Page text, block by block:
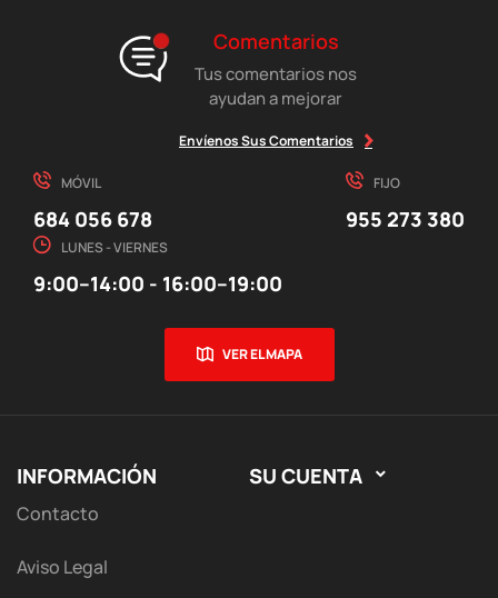
Comentarios
Tus comentarios nos
ayudan a mejorar
Envíenos Sus Comentarios
MÓVIL
684 056 678
FIJO
955 273 380
LUNES - VIERNES
9:00–14:00 - 16:00–19:00
VER EL MAPA
INFORMACIÓN
Contacto
Aviso Legal
SU CUENTA 